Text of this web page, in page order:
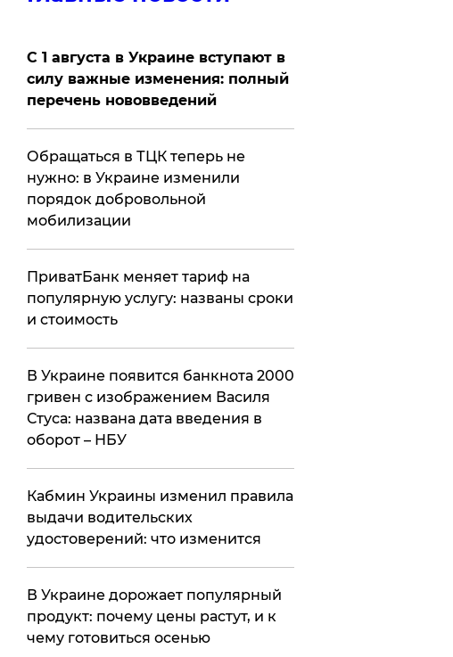
С 1 августа в Украине вступают в
силу важные изменения: полный
перечень нововведений
Обращаться в ТЦК теперь не
нужно: в Украине изменили
порядок добровольной
мобилизации
ПриватБанк меняет тариф на
популярную услугу: названы сроки
и стоимость
В Украине появится банкнота 2000
гривен с изображением Василя
Стуса: названа дата введения в
оборот – НБУ
Кабмин Украины изменил правила
выдачи водительских
удостоверений: что изменится
В Украине дорожает популярный
продукт: почему цены растут, и к
чему готовиться осенью